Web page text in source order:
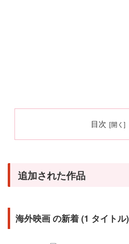
目次
追加された作品
海外映画 の新着 (1 タイトル)